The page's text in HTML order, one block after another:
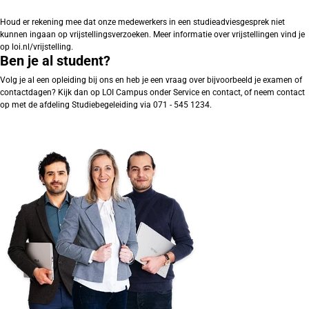
Houd er rekening mee dat onze medewerkers in een studieadviesgesprek niet
kunnen ingaan op vrijstellingsverzoeken. Meer informatie over vrijstellingen vind je
op loi.nl/vrijstelling.
Ben je al student?
Volg je al een opleiding bij ons en heb je een vraag over bijvoorbeeld je examen of
contactdagen? Kijk dan op LOI Campus onder Service en contact, of neem contact
op met de afdeling Studiebegeleiding via 071 - 545 1234.